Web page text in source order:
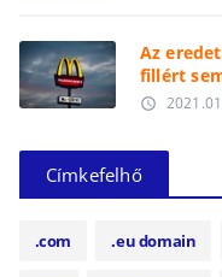
Az
fillért
access_time
Címkefelhő
.com .eu domain